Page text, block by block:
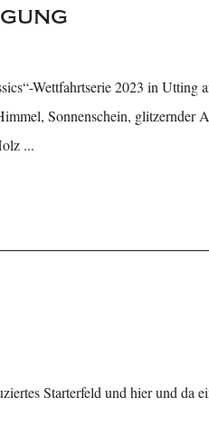
Wettfahrtserie 2023 in Utting
Sonnenschein, glitzernder
...
Starterfeld und hier und da